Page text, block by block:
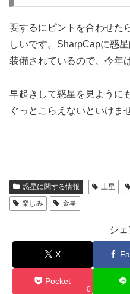
要するにピントを合わせた
しいです。SharpCapに惑
装備されているので、今年
早起きして惑星を見ように
ぐっとこらえないといけま
惑星に関する情報 土星
楽しみ
金星
シ
X
Pocket
0